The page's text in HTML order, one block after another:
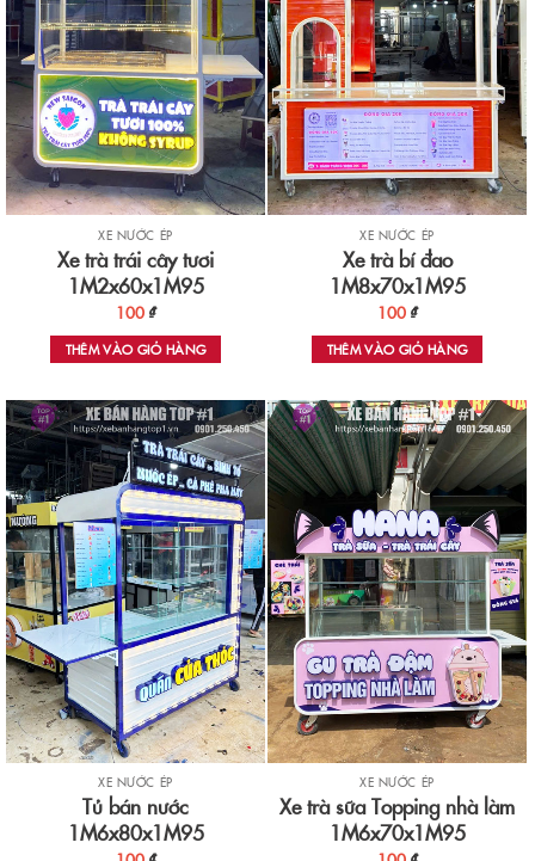
XE NƯỚC ÉP
Xe trà trái cây tươi
1M2x60x1M95
100 ₫
THÊM VÀO GIỎ HÀNG
XE NƯỚC ÉP
Xe trà bí đao
1M8x70x1M95
100 ₫
THÊM VÀO GIỎ HÀNG
XE NƯỚC ÉP
Tủ bán nước
1M6x80x1M95
XE NƯỚC ÉP
Xe trà sữa Topping nhà làm
1M6x70x1M95